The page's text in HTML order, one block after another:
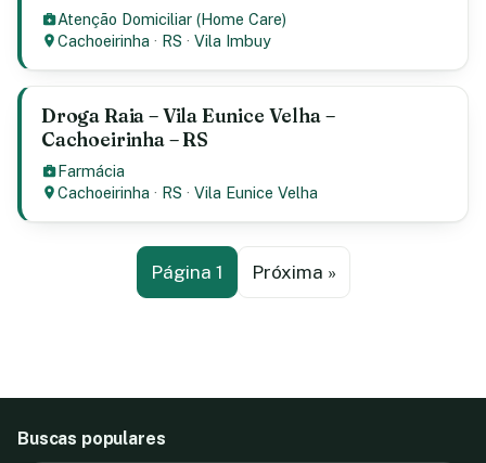
Atenção Domiciliar (Home Care)
Cachoeirinha · RS ·Vila Imbuy
Droga Raia – Vila Eunice Velha –
Cachoeirinha – RS
Farmácia
Cachoeirinha · RS ·Vila Eunice Velha
Página 1 Próxima »
Buscas populares